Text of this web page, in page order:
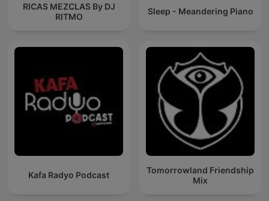
RICAS MEZCLAS By DJ
RITMO
Sleep - Meandering Piano
Kafa Radyo Podcast
Tomorrowland Friendship
Mix